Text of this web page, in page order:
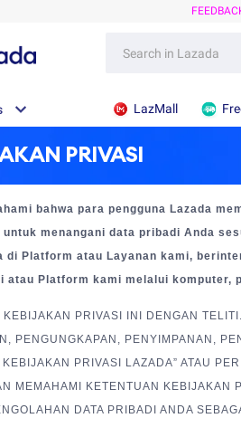
LazMall
PRIVASI
bahwa para pengguna Lazada
untuk menangani data pribadi Anda
di Platform atau Layanan kami,
atau Platform kami melalui
KEBIJAKAN PRIVASI INI DENGAN
PENGUNGKAPAN, PENYIMPANAN,
PRIVASI LAZADA” ATAU
MEMAHAMI KETENTUAN
DATA PRIBADI ANDA